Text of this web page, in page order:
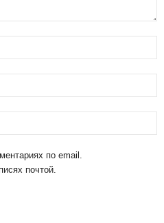
по email.
почтой.